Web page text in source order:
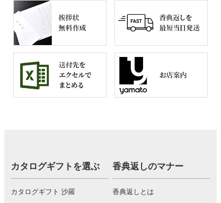
カタログギフトを選ぶ
カタログギフト 沙羅
香典返しのマナー
香典返しとは